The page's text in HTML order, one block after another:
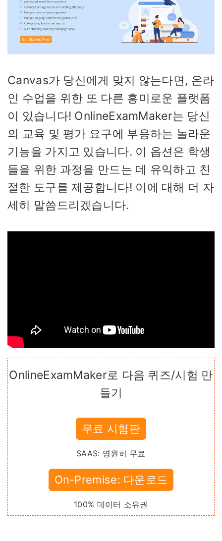
Canvas가 당신에게 맞지 않는다면, 온라
인 수업을 위한 또 다른 흥미로운 플랫폼
이 있습니다! OnlineExamMaker는 당신
의 교육 및 평가 요구에 부응하는 놀라운
기능을 가지고 있습니다. 이 옵션은 학생
들을 위한 과정을 만드는 데 유익하고 친
절한 도구를 제공합니다! 이에 대해 더 자
세히 말씀드리겠습니다.
OnlineExamMaker로 다음 퀴즈/시험 만
들기
무료 시험판
SAAS: 영원히 무료
On-Premise: 다운로드
100% 데이터 소유권